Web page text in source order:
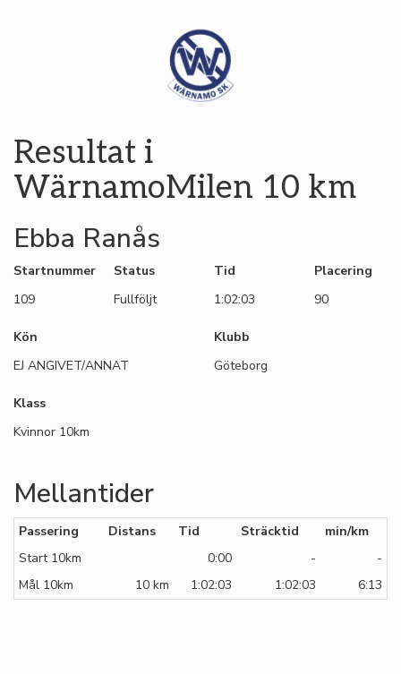
Resultat i
WärnamoMilen 10 km
Ebba Ranås
Startnummer
109
Status
Fullföljt
Tid
1:02:03
Placering
90
Kön
EJ ANGIVET/ANNAT
Klubb
Göteborg
Klass
Kvinnor 10km
Mellantider
Passering Distans Tid Sträcktid
min/km
Start 10km
0:00 -
-
Mål 10km
10 km 1:02:03 1:02:03 6:13